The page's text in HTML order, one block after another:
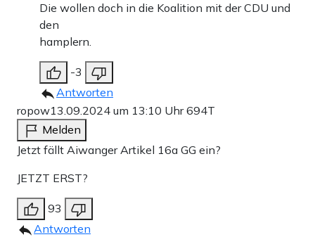
Die wollen doch in die Koalition mit der CDU und
den
hamplern.
-3
Antworten
ropow13.09.2024 um 13:10 Uhr694T
Melden
Jetzt fällt Aiwanger Artikel 16a GG ein?
JETZT ERST?
93
Antworten